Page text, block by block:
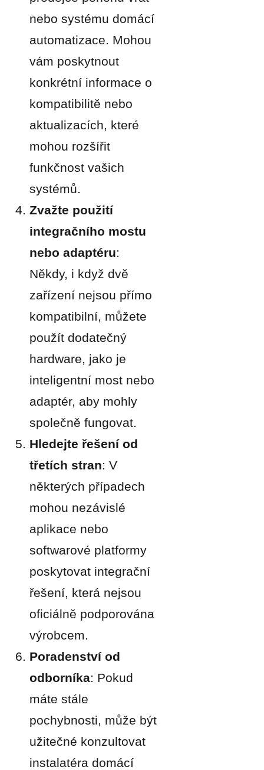
nebo systému domácí
automatizace. Mohou
vám poskytnout
konkrétní informace o
kompatibilitě nebo
aktualizacích, které
mohou rozšířit
funkčnost vašich
systémů.
Zvažte použití
integračního mostu
nebo adaptéru:
Někdy, i když dvě
zařízení nejsou přímo
kompatibilní, můžete
použít dodatečný
hardware, jako je
inteligentní most nebo
adaptér, aby mohly
společně fungovat.
Hledejte řešení od
třetích stran: V
některých případech
mohou nezávislé
aplikace nebo
softwarové platformy
poskytovat integrační
řešení, která nejsou
oficiálně podporována
výrobcem.
Poradenství od
odborníka: Pokud
máte stále
pochybnosti, může být
užitečné konzultovat
instalatéra domácí